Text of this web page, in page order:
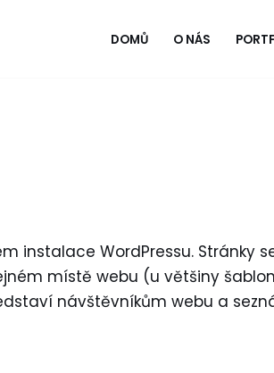
DOMŮ O NÁS
instalace WordPressu. Stránky
místě webu (u většiny
návštěvníkům webu a